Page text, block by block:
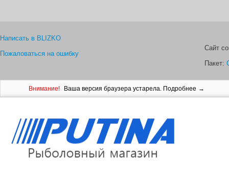
Написать в BLIZKO
Пожаловаться на ошибку
Сайт
Пакет:
Внимание! Ваша версия браузера устарела. Подробнее